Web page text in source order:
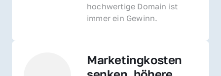
hochwertige Domain ist
immer ein Gewinn.
Marketingkosten